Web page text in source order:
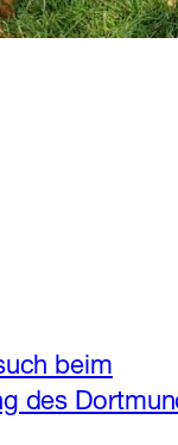
beim
des